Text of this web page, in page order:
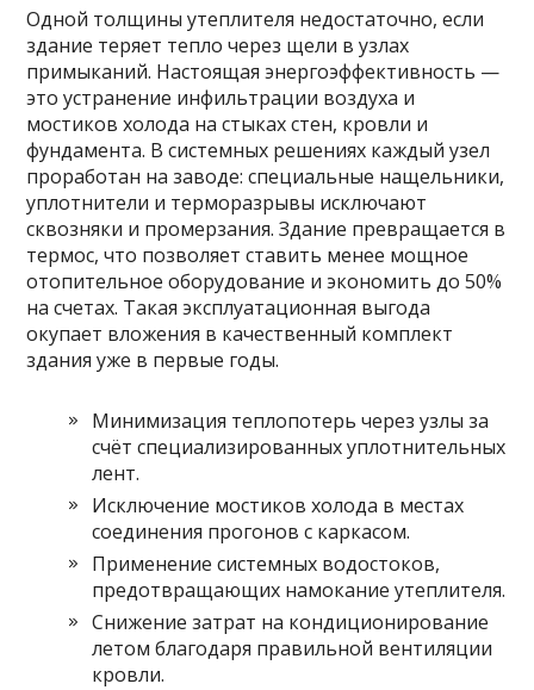
Одной толщины утеплителя недостаточно, если
здание теряет тепло через щели в узлах
примыканий. Настоящая энергоэффективность —
это устранение инфильтрации воздуха и
мостиков холода на стыках стен, кровли и
фундамента. В системных решениях каждый узел
проработан на заводе: специальные нащельники,
уплотнители и терморазрывы исключают
сквозняки и промерзания. Здание превращается в
термос, что позволяет ставить менее мощное
отопительное оборудование и экономить до 50%
на счетах. Такая эксплуатационная выгода
окупает вложения в качественный комплект
здания уже в первые годы.
Минимизация теплопотерь через узлы за
счёт специализированных уплотнительных
лент.
Исключение мостиков холода в местах
соединения прогонов с каркасом.
Применение системных водостоков,
предотвращающих намокание утеплителя.
Снижение затрат на кондиционирование
летом благодаря правильной вентиляции
кровли.